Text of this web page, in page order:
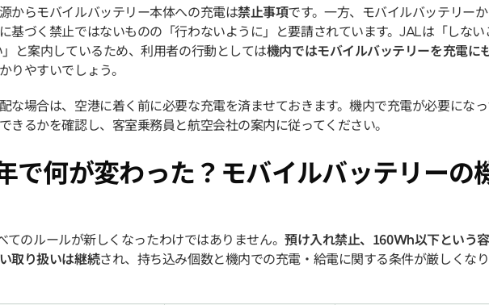
からモバイルバッテリー本体への充電は禁止事項です。一方、モバイルバッテリー
基づく禁止ではないものの「行わないように」と要請されています。JALは「しない
と案内しているため、利用者の行動としては機内ではモバイルバッテリーを充電に
りやすいでしょう。
な場合は、空港に着く前に必要な充電を済ませておきます。機内で充電が必要にな
きるかを確認し、客室乗務員と航空会社の案内に従ってください。
で何が変わった？モバイルバッテリーの
てのルールが新しくなったわけではありません。預け入れ禁止、160Wh以下という
取り扱いは継続され、持ち込み個数と機内での充電・給電に関する条件が厳しくな